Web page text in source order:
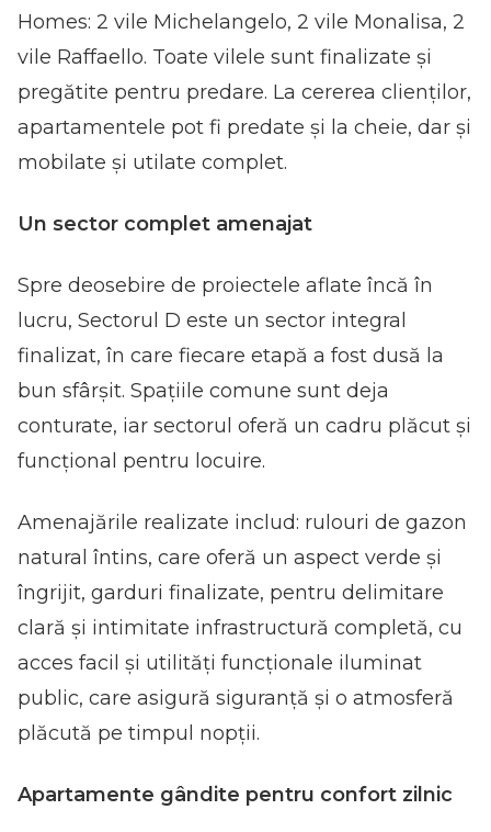
Homes: 2 vile Michelangelo, 2 vile Monalisa, 2
vile Raffaello. Toate vilele sunt finalizate și
pregătite pentru predare. La cererea clienților,
apartamentele pot fi predate și la cheie, dar și
mobilate și utilate complet.
Un sector complet amenajat
Spre deosebire de proiectele aflate încă în
lucru, Sectorul D este un sector integral
finalizat, în care fiecare etapă a fost dusă la
bun sfârșit. Spațiile comune sunt deja
conturate, iar sectorul oferă un cadru plăcut și
funcțional pentru locuire.
Amenajările realizate includ: rulouri de gazon
natural întins, care oferă un aspect verde și
îngrijit, garduri finalizate, pentru delimitare
clară și intimitate infrastructură completă, cu
acces facil și utilități funcționale iluminat
public, care asigură siguranță și o atmosferă
plăcută pe timpul nopții.
Apartamente gândite pentru confort zilnic